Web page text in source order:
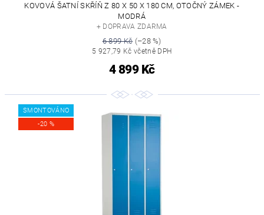
KOVOVÁ ŠATNÍ SKŘÍŇ Z 80 X 50 X 180 CM, OTOČNÝ ZÁMEK -
MODRÁ
+ DOPRAVA ZDARMA
6 899 Kč(–28 %)
5 927,79 Kč včetně DPH
4 899 Kč
SMONTOVÁNO
-20 %